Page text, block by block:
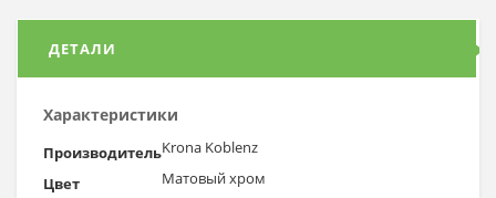
ДЕТАЛИ
Характеристики
ПроизводительKrona Koblenz
Цвет
Матовый хром